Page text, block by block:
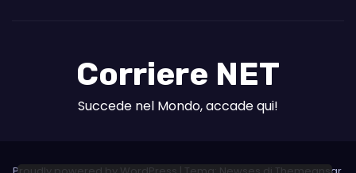
Corriere NET
Succede nel Mondo, accade qui!